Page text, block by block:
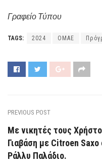
Γραφείο Τύπου
TAGS: 2024 ΟΜΑΕ
PREVIOUS POST
Με νικητές τους
Γιαβάση με Citroen
Ράλλυ Παλάδιο.